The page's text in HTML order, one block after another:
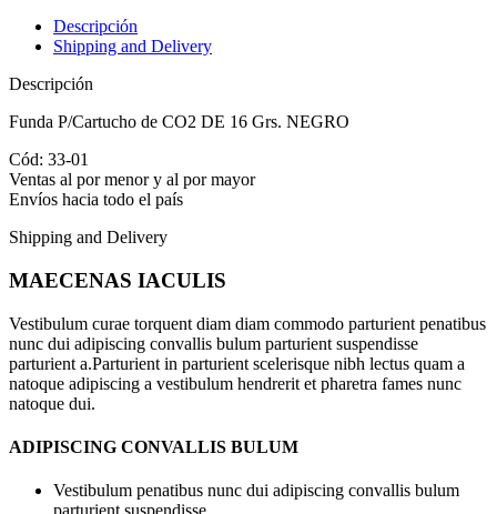
Descripción
Shipping and Delivery
Descripción
Funda P/Cartucho de CO2 DE 16 Grs. NEGRO
Cód: 33-01
Ventas al por menor y al por mayor
Envíos hacia todo el país
Shipping and Delivery
MAECENAS IACULIS
Vestibulum curae torquent diam diam commodo parturient penatibus
nunc dui adipiscing convallis bulum parturient suspendisse
parturient a.Parturient in parturient scelerisque nibh lectus quam a
natoque adipiscing a vestibulum hendrerit et pharetra fames nunc
natoque dui.
ADIPISCING CONVALLIS BULUM
Vestibulum penatibus nunc dui adipiscing convallis bulum